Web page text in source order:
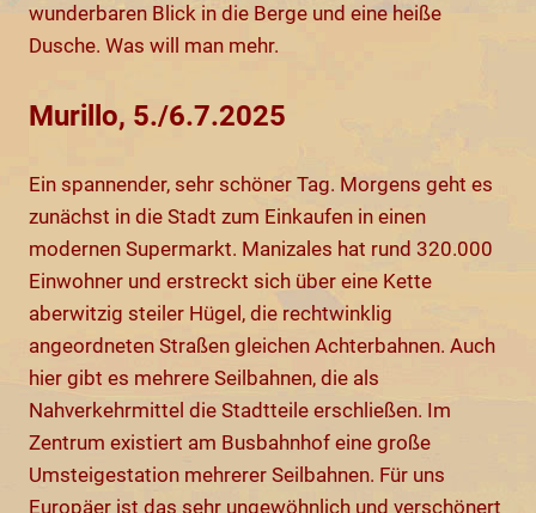
wunderbaren Blick in die Berge und eine heiße
Dusche. Was will man mehr.
Murillo, 5./6.7.2025
Ein spannender, sehr schöner Tag. Morgens geht es
zunächst in die Stadt zum Einkaufen in einen
modernen Supermarkt. Manizales hat rund 320.000
Einwohner und erstreckt sich über eine Kette
aberwitzig steiler Hügel, die rechtwinklig
angeordneten Straßen gleichen Achterbahnen. Auch
hier gibt es mehrere Seilbahnen, die als
Nahverkehrmittel die Stadtteile erschließen. Im
Zentrum existiert am Busbahnhof eine große
Umsteigestation mehrerer Seilbahnen. Für uns
Europäer ist das sehr ungewöhnlich und verschönert